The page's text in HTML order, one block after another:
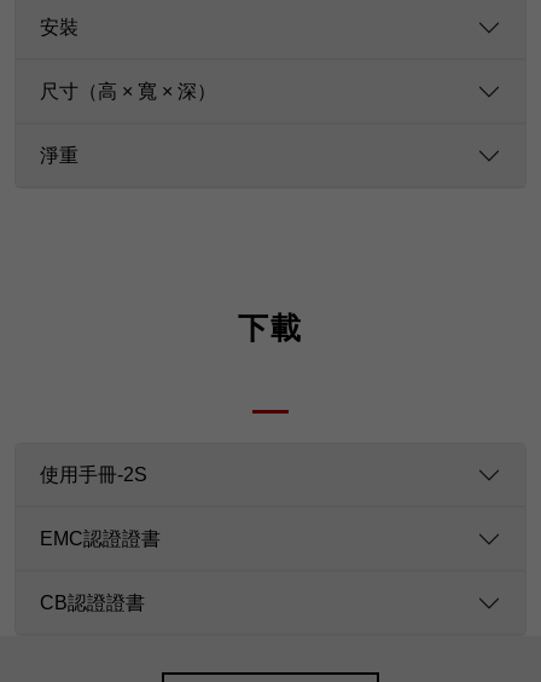
安裝
尺寸（高 × 寬 × 深）
淨重
下載
使用手冊-2S
EMC認證證書
CB認證證書